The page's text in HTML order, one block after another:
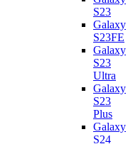
S23
Galaxy
S23FE
Galaxy
S23
Ultra
Galaxy
S23
Plus
Galaxy
S24